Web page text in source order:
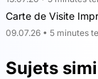
Carte de Visite
09.07.26 • 5 minutes
Sujets